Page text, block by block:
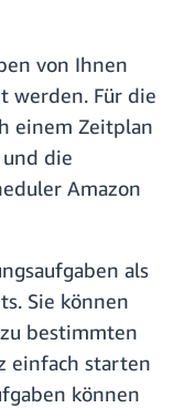
von Ihnen
werden. Für die
einem Zeitplan
die
Amazon
als
Sie können
bestimmten
einfach starten
können